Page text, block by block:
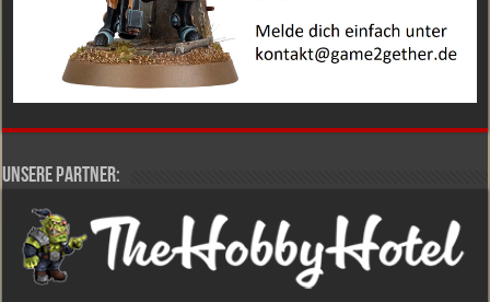
Unsere Partner: